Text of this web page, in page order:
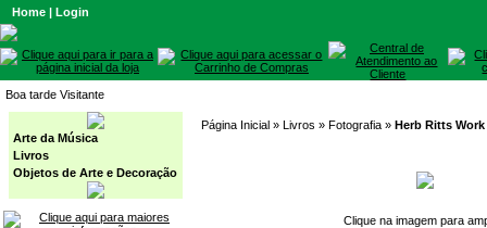
Home | Login
Boa tarde Visitante
Arte da Música
Livros
Objetos de Arte e Decoração
Página Inicial » Livros » Fotografia » Herb Ritts Work
Clique na imagem para